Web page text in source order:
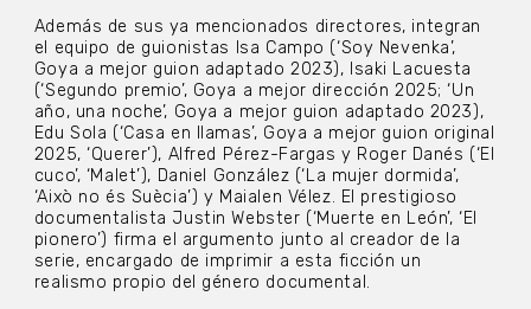
Además de sus ya mencionados directores, integran
el equipo de guionistas Isa Campo (‘Soy Nevenka’,
Goya a mejor guion adaptado 2023), Isaki Lacuesta
(‘Segundo premio’, Goya a mejor dirección 2025; ‘Un
año, una noche’, Goya a mejor guion adaptado 2023),
Edu Sola (‘Casa en llamas’, Goya a mejor guion original
2025, ‘Querer’), Alfred Pérez-Fargas y Roger Danés (‘El
cuco’, ‘Malet’), Daniel González (‘La mujer dormida’,
‘Això no és Suècia’) y Maialen Vélez. El prestigioso
documentalista Justin Webster (‘Muerte en León’, ‘El
pionero’) firma el argumento junto al creador de la
serie, encargado de imprimir a esta ficción un
realismo propio del género documental.